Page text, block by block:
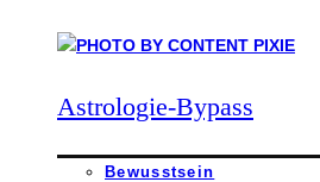
Astrologie-Bypass
Bewusstsein